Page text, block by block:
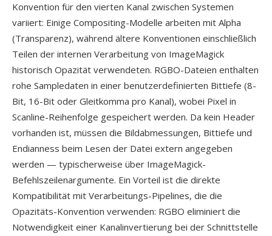
Konvention für den vierten Kanal zwischen Systemen
variiert: Einige Compositing-Modelle arbeiten mit Alpha
(Transparenz), während ältere Konventionen einschließlich
Teilen der internen Verarbeitung von ImageMagick
historisch Opazität verwendeten. RGBO-Dateien enthalten
rohe Sampledaten in einer benutzerdefinierten Bittiefe (8-
Bit, 16-Bit oder Gleitkomma pro Kanal), wobei Pixel in
Scanline-Reihenfolge gespeichert werden. Da kein Header
vorhanden ist, müssen die Bildabmessungen, Bittiefe und
Endianness beim Lesen der Datei extern angegeben
werden — typischerweise über ImageMagick-
Befehlszeilenargumente. Ein Vorteil ist die direkte
Kompatibilität mit Verarbeitungs-Pipelines, die die
Opazitäts-Konvention verwenden: RGBO eliminiert die
Notwendigkeit einer Kanalinvertierung bei der Schnittstelle